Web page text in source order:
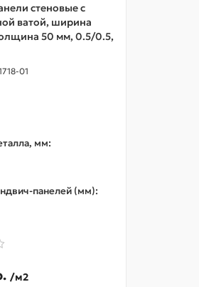
стеновые с
ватой, ширина
50 мм, 0.5/0.5,
01
мм:
панелей (мм):
/м2